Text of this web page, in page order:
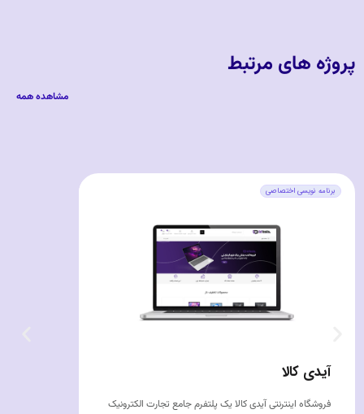
پروژه های مرتبط
مشاهده همه
برنامه نویسی اختصاصی
آیدی کالا
فروشگاه اینترنتی آیدی کالا یک پلتفرم جامع تجارت الکترونیک